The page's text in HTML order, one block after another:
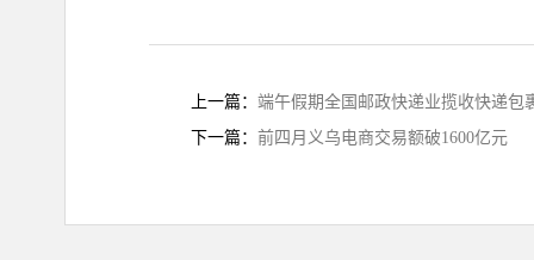
上一篇： 端午假期全国邮政快递业揽收快递包
下一篇： 前四月义乌电商交易额破1600亿元